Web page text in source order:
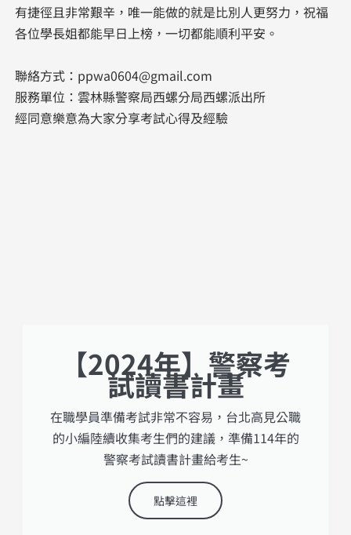
有捷徑且非常艱辛，唯一能做的就是比別人更努力，祝福
各位學長姐都能早日上榜，一切都能順利平安。
聯絡方式：ppwa0604@gmail.com​
服務單位：雲林縣警察局西螺分局西螺派出所
​經同意樂意為大家分享考試心得及經驗
【2024年】警察考
試讀書計畫
在職學員準備考試非常不容易，台北高見公職
的小編陸續收集考生們的建議，準備114年的
警察考試讀書計畫給考生~
點擊這裡